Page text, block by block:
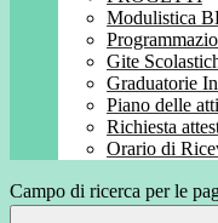
Modulistica
Gite
Graduatorie
Piano delle
Richiesta
Orario di
Campo di ricerca per le